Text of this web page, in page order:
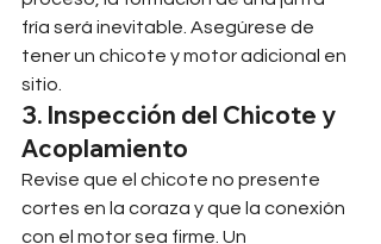
fría será inevitable. Asegúrese de
tener un chicote y motor adicional en
sitio.
3. Inspección del Chicote y
Acoplamiento
Revise que el chicote no presente
cortes en la coraza y que la conexión
con el motor sea firme. Un